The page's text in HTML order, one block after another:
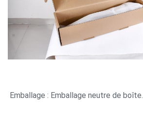
Emballage : Emballage neutre de boîte.